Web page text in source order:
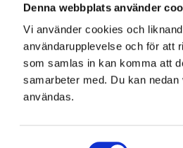
Denna webbplats använder
Vi använder cookies och
användarupplevelse och för att
som samlas in kan komma att
samarbeter med. Du kan
användas.
Samtyckesval